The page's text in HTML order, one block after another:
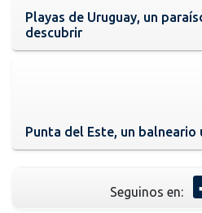
Playas de Uruguay, un
descubrir
Punta del Este, un balneario
Seguinos en: